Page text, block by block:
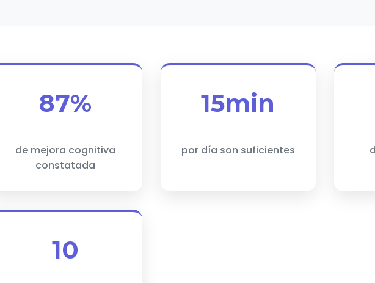
87%
de mejora cognitiva
constatada
15min
por día son suficientes
10